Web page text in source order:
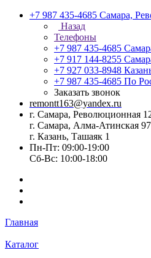
+7 987 435-4685 Самара,
Назад
Телефоны
+7 987 435-4685
+7 917 144-8255
+7 927 033-8948
+7 987 435-4685 По
Заказать звонок
remontt163@yandex.ru
г. Самара, Революционная
г. Самара, Алма-Атинская 97
г. Казань, Ташаяк 1
Пн-Пт: 09:00-19:00
Сб-Вс: 10:00-18:00
Главная
Каталог